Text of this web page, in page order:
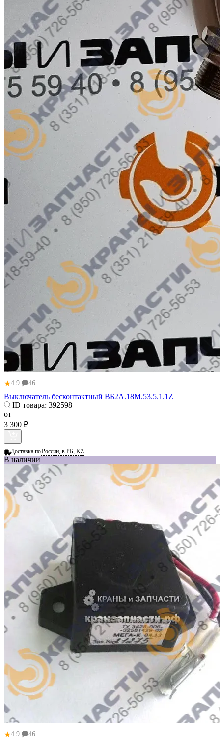
★4.9 46
Выключатель бесконтактный ВБ2А.18М.53.5.1.1Z
ID товара: 392598
от
3 300 ₽
Доставка поРоссии, в РБ, KZ
В наличии
★4.9 46